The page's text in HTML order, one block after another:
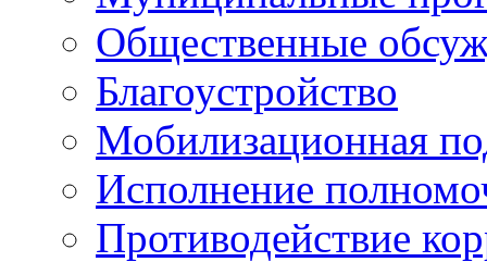
Общественные
Благоустройство
Мобилизационная
Исполнение
Противодействие